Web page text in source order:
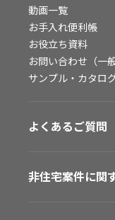
動画一覧
お手入れ便利帳
お役立ち資料
お問い合わせ（一
サンプル・カタロ
よくあるご質問
非住宅案件に関